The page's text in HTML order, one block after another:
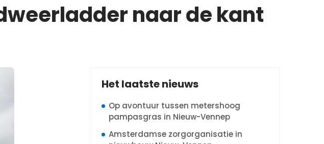
naar de kant
Het laatste nieuws
Op avontuur tussen metershoog
pampasgras in Nieuw-Vennep
Amsterdamse zorgorganisatie in